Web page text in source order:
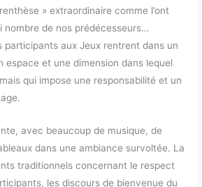
» extraordinaire comme l’ont
nombre de nos prédécesseurs…
participants aux Jeux rentrent dans un
espace et une dimension dans lequel
qui impose une responsabilité et un
avec beaucoup de musique, de
dans une ambiance survoltée. La
traditionnels concernant le respect
les discours de bienvenue du